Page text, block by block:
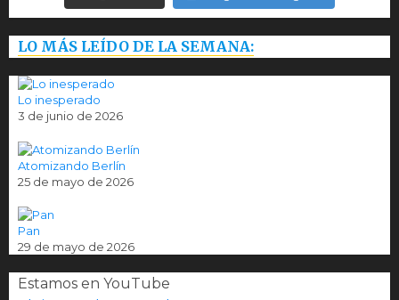
LO MÁS LEÍDO DE LA SEMANA:
Lo inesperado
3 de junio de 2026
Atomizando Berlín
25 de mayo de 2026
Pan
29 de mayo de 2026
Estamos en YouTube